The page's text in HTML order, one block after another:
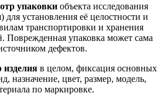
упаковки объекта исследования
для установления её целостности и
транспортировки и хранения
Поврежденная упаковка может сама
дефектов.
в целом, фиксация основных
назначение, цвет, размер, модель,
по маркировке.